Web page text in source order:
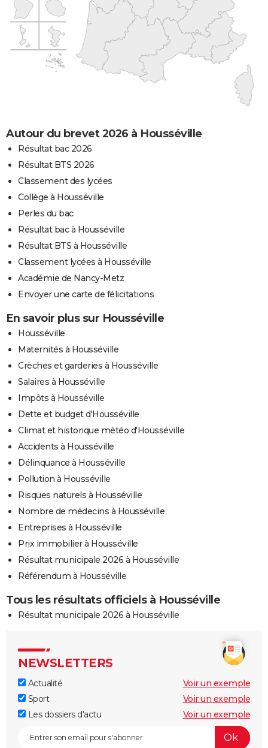
Autour du brevet 2026 à Housséville
Résultat bac 2026
Résultat BTS 2026
Classement des lycées
Collège à Housséville
Perles du bac
Résultat bac à Housséville
Résultat BTS à Housséville
Classement lycées à Housséville
Académie de Nancy-Metz
Envoyer une carte de félicitations
En savoir plus sur Housséville
Housséville
Maternités à Housséville
Crèches et garderies à Housséville
Salaires à Housséville
Impôts à Housséville
Dette et budget d'Housséville
Climat et historique météo d'Housséville
Accidents à Housséville
Délinquance à Housséville
Pollution à Housséville
Risques naturels à Housséville
Nombre de médecins à Housséville
Entreprises à Housséville
Prix immobilier à Housséville
Résultat municipale 2026 à Housséville
Référendum à Housséville
Tous les résultats officiels à Housséville
Résultat municipale 2026 à Housséville
NEWSLETTERS
Actualité
Voir un exemple
Sport
Voir un exemple
Les dossiers d'actu
Voir un exemple